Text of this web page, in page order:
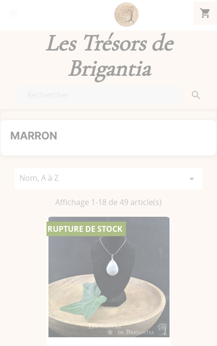
shopping_cart
Les Trésors de
Brigantia

MARRON
Nom, A à Z 
Affichage 1-18 de 49 article(s)
RUPTURE DE STOCK